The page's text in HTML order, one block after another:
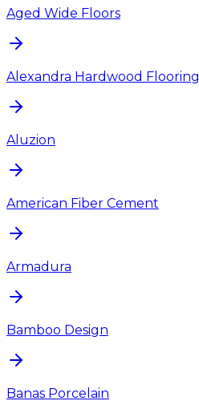
Aged Wide Floors
Alexandra Hardwood Flooring
Aluzion
American Fiber Cement
Armadura
Bamboo Design
Banas Porcelain